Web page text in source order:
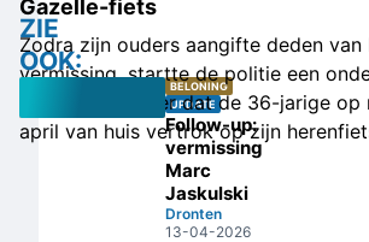
ZIE
OOK:
BELONING
UPDATE
Follow-up:
vermissing
Marc
Jaskulski
Dronten
13-04-2026
Gazelle-fiets
Zodra zijn ouders aangifte deden van
vermissing, startte de politie een
werd onder meer dat de 36-jarige op
april van huis vertrok op zijn